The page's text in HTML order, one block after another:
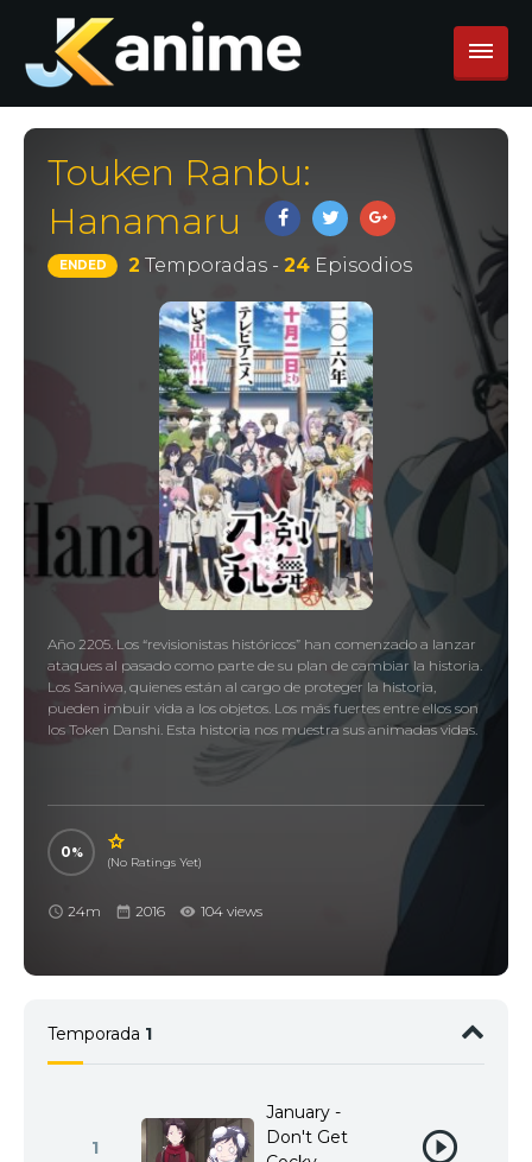
Touken Ranbu:
Hanamaru
ENDED 2 Temporadas - 24Episodios
Año 2205. Los “revisionistas históricos” han comenzado a lanzar
ataques al pasado como parte de su plan de cambiar la historia.
Los Saniwa, quienes están al cargo de proteger la historia,
pueden imbuir vida a los objetos. Los más fuertes entre ellos son
los Token Danshi. Esta historia nos muestra sus animadas vidas.
0
(No Ratings Yet)
24m 2016 104 views
Temporada 1
1
January -
Don't Get